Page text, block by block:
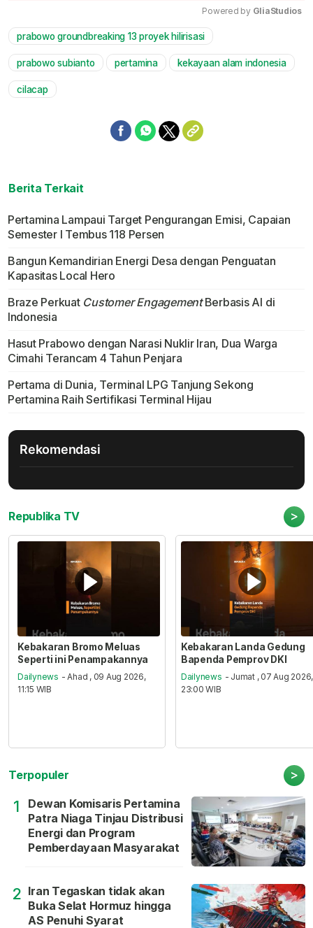
Powered by GliaStudios
prabowo groundbreaking 13 proyek hilirisasi
prabowo subianto pertamina kekayaan alam indonesia
cilacap
Berita Terkait
Pertamina Lampaui Target Pengurangan Emisi, Capaian
Semester I Tembus 118 Persen
Bangun Kemandirian Energi Desa dengan Penguatan
Kapasitas Local Hero
Braze Perkuat Customer EngagementBerbasis AI di
Indonesia
Hasut Prabowo dengan Narasi Nuklir Iran, Dua Warga
Cimahi Terancam 4 Tahun Penjara
Pertama di Dunia, Terminal LPG Tanjung Sekong
Pertamina Raih Sertifikasi Terminal Hijau
Rekomendasi
Republika TV >
Kebakaran Bromo Meluas
Seperti ini Penampakannya
Dailynews - Ahad , 09 Aug 2026,
11:15 WIB
Kebakaran Landa Gedung
Bapenda Pemprov DKI
Dailynews - Jumat , 07 Aug 2026,
23:00 WIB
Terpopuler >
1
Dewan Komisaris Pertamina
Patra Niaga Tinjau Distribusi
Energi dan Program
Pemberdayaan Masyarakat
2 Iran Tegaskan tidak akan
Buka Selat Hormuz hingga
AS Penuhi Syarat